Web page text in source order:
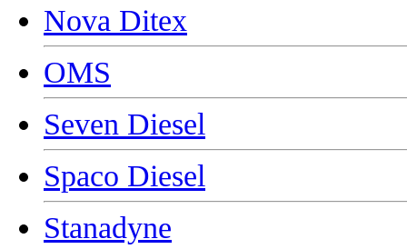
Nova Ditex
OMS
Seven Diesel
Spaco Diesel
Stanadyne